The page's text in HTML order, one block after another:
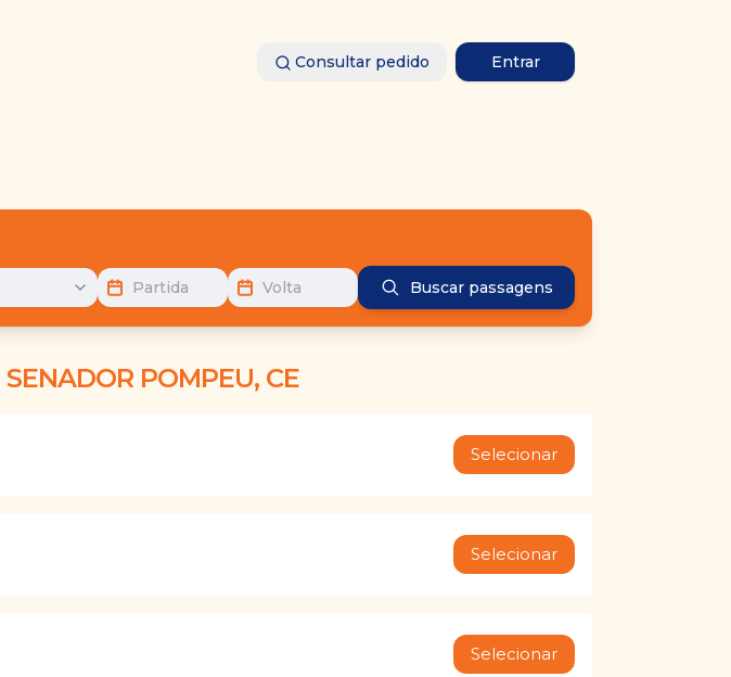
Consultar pedido Entrar
Partida Volta Buscar passagens
SENADOR POMPEU, CE
Selecionar
Selecionar
Selecionar